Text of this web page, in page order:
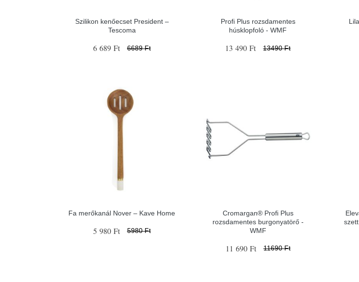
Szilikon kenőecset President –
Tescoma
6 689 Ft 6689 Ft
Profi Plus rozsdamentes
húsklopfoló - WMF
13 490 Ft 13490 Ft
Fa merőkanál Nover – Kave Home
5 980 Ft 5980 Ft
Cromargan® Profi Plus
rozsdamentes burgonyatörő -
WMF
11 690 Ft 11690 Ft